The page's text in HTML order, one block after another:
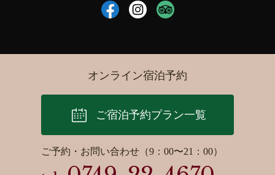
オンライン宿泊予約
ご宿泊予約プラン一覧
ご予約・お問い合わせ（9：00〜21：00）